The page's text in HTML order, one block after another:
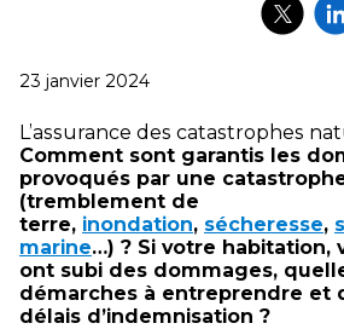
l'article
Publié
23 janvier 2024
L’assurance des catastrophes
Comment sont garantis les
provoqués par une
(tremblement de
terre, inondation, sécheresse,
marine…) ? Si votre habitation,
ont subi des dommages,
démarches à entreprendre et
délais d’indemnisation ?